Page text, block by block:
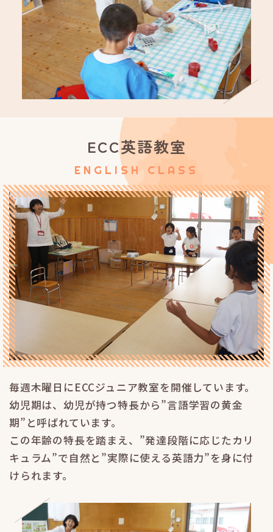
ECC英語教室
ENGLISH CLASS
毎週木曜日にECCジュニア教室を開催しています。
幼児期は、幼児が持つ特長から”言語学習の黄金
期”と呼ばれています。
この年齢の特長を踏まえ、”発達段階に応じたカリ
キュラム”で自然と”実際に使える英語力”を身に付
けられます。